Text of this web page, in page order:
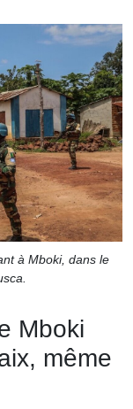
à Mboki, dans le
Mboki
même